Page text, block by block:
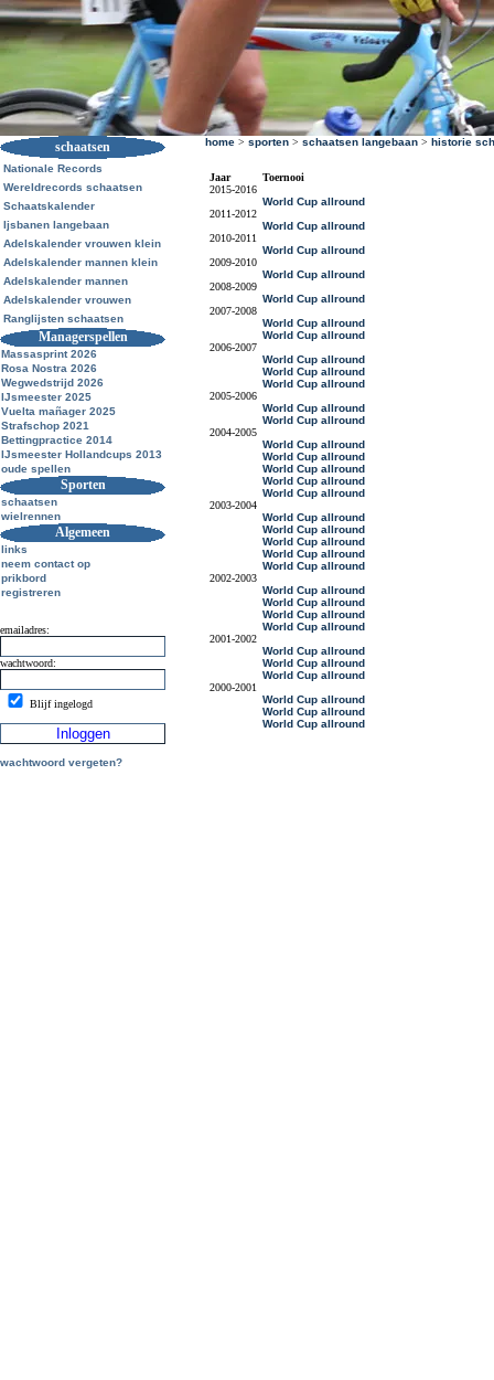
schaatsen
Nationale Records
Wereldrecords schaatsen
Schaatskalender
Ijsbanen langebaan
Adelskalender vrouwen klein
Adelskalender mannen klein
Adelskalender mannen
Adelskalender vrouwen
Ranglijsten schaatsen
Managerspellen
Massasprint 2026
Rosa Nostra 2026
Wegwedstrijd 2026
IJsmeester 2025
Vuelta mañager 2025
Strafschop 2021
Bettingpractice 2014
IJsmeester Hollandcups 2013
oude spellen
Sporten
schaatsen
wielrennen
Algemeen
links
neem contact op
prikbord
registreren
emailadres:
wachtwoord:
Blijf ingelogd
wachtwoord vergeten?
home > sporten > schaatsen langebaan > historie
Jaar
Toernooi
2015-2016
World Cup allround
2011-2012
World Cup allround
2010-2011
World Cup allround
2009-2010
World Cup allround
2008-2009
World Cup allround
2007-2008
World Cup allround
World Cup allround
2006-2007
World Cup allround
World Cup allround
World Cup allround
2005-2006
World Cup allround
World Cup allround
2004-2005
World Cup allround
World Cup allround
World Cup allround
World Cup allround
World Cup allround
2003-2004
World Cup allround
World Cup allround
World Cup allround
World Cup allround
World Cup allround
2002-2003
World Cup allround
World Cup allround
World Cup allround
World Cup allround
2001-2002
World Cup allround
World Cup allround
World Cup allround
2000-2001
World Cup allround
World Cup allround
World Cup allround